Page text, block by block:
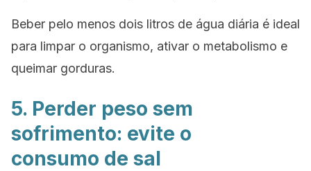
Beber pelo menos dois litros de água diária é ideal
para limpar o organismo, ativar o metabolismo e
queimar gorduras.
5. Perder peso sem
sofrimento: evite o
consumo de sal